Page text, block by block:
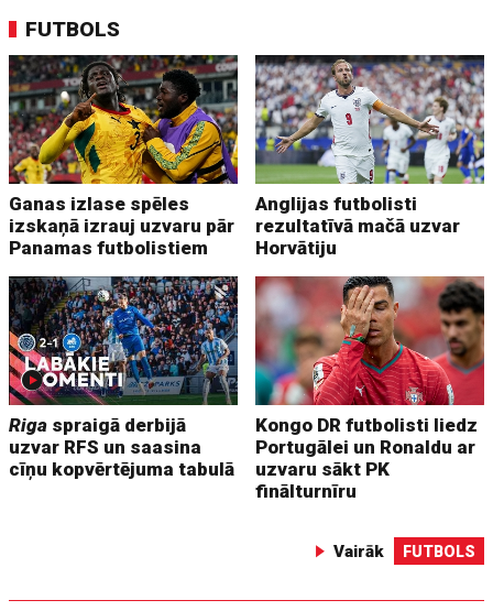
FUTBOLS
Ganas izlase spēles
izskaņā izrauj uzvaru pār
Panamas futbolistiem
Anglijas futbolisti
rezultatīvā mačā uzvar
Horvātiju
Riga spraigā derbijā
uzvar RFS un saasina
cīņu kopvērtējuma tabulā
Kongo DR futbolisti liedz
Portugālei un Ronaldu ar
uzvaru sākt PK
finālturnīru
Vairāk FUTBOLS